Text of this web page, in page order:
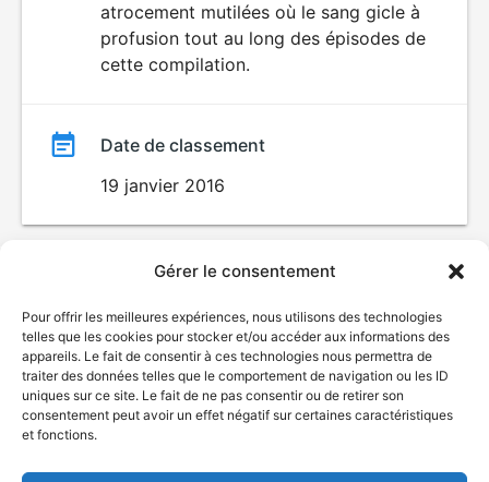
Gérer le consentement
Pour offrir les meilleures expériences, nous utilisons des technologies
telles que les cookies pour stocker et/ou accéder aux informations des
appareils. Le fait de consentir à ces technologies nous permettra de
traiter des données telles que le comportement de navigation ou les ID
uniques sur ce site. Le fait de ne pas consentir ou de retirer son
consentement peut avoir un effet négatif sur certaines caractéristiques
et fonctions.
atrocement mutilées où le sang gicle à
profusion tout au long des épisodes de
cette compilation.
Date de classement
19 janvier 2016
© Gouvernement du Québec, 2026
Plan du site